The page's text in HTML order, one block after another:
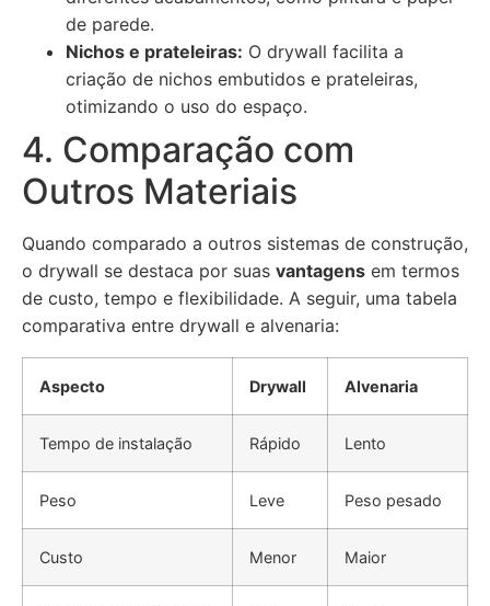
de parede.
Nichos e prateleiras: O drywall facilita a
criação de nichos embutidos e prateleiras,
otimizando o uso do espaço.
4. Comparação com
Outros Materiais
Quando comparado a outros sistemas de construção,
o drywall se destaca por suas vantagens em termos
de custo, tempo e flexibilidade. A seguir, uma tabela
comparativa entre drywall e alvenaria:
Aspecto Drywall Alvenaria
Tempo de instalação Rápido Lento
Peso Leve Peso pesado
Custo Menor Maior